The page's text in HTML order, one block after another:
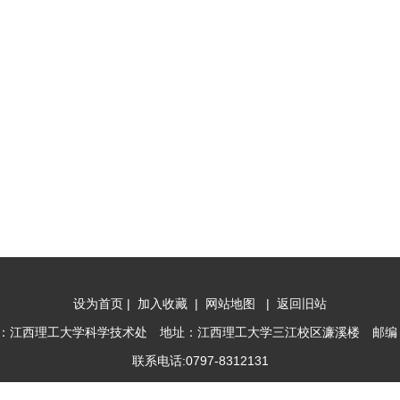
设为首页 | 加入收藏 | 网站地图 | 返回旧站
江西理工大学科学技术处 地址：江西理工大学三江校区濂溪楼 邮编
联系电话:0797-8312131